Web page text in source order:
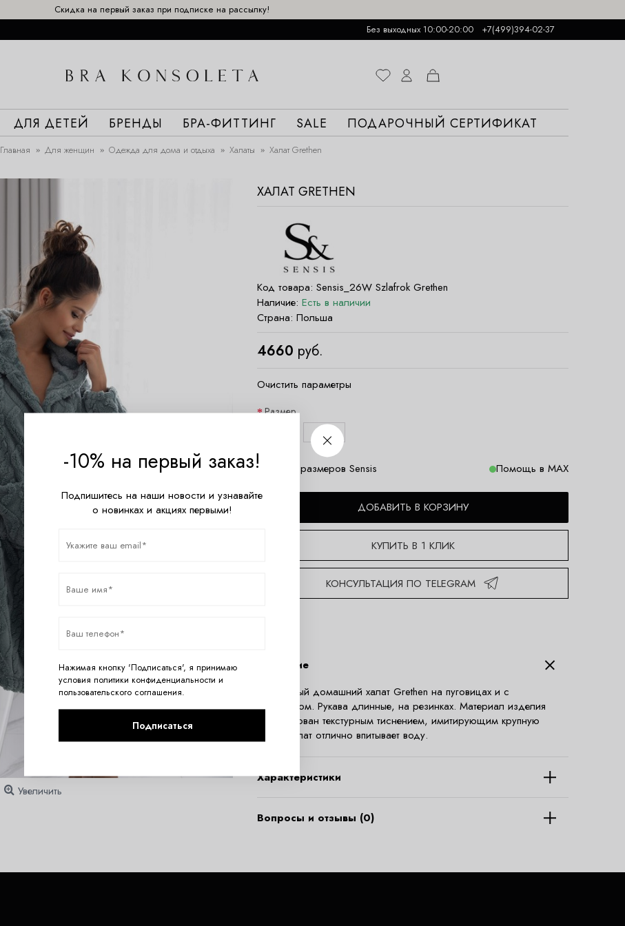
Скидка на первый заказ при подписке на рассылку!
Без выходных 10:00-20:00 +7(499)394-02-37
ДЛЯ ДЕТЕЙ БРЕНДЫ БРА-ФИТТИНГ SALE ПОДАРОЧНЫЙ СЕРТИФИКАТ
Главная Для женщин Одежда для дома и отдыха Халаты Халат Grethen
Увеличить
ХАЛАТ GRETHEN
Код товара: Sensis_26W Szlafrok Grethen
Наличие: Есть в наличии
Страна: Польша
4660 руб.
Очистить параметры
Размер
L/XL
Таблица размеров Sensis Помощь в MAX
ДОБАВИТЬ В КОРЗИНУ
КУПИТЬ В 1 КЛИК
КОНСУЛЬТАЦИЯ ПО TELEGRAM
Описание
Необычный домашний халат Grethen на пуговицах и с
капюшоном. Рукава длинные, на резинках. Материал изделия
декорирован текстурным тиснением, имитирующим крупную
вязку. Халат отлично впитывает воду.
Характеристики
Вопросы и отзывы (0)
-10% на первый заказ!
Подпишитесь на наши новости и узнавайте
о новинках и акциях первыми!
Нажимая кнопку 'Подписаться', я принимаю
условия политики конфиденциальности и
пользовательского соглашения.
Подписаться